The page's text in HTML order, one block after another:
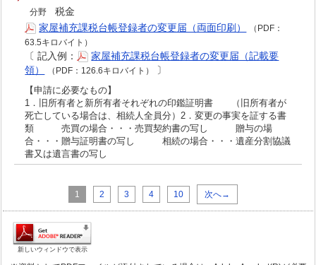
分野
税金
家屋補充課税台帳登録者の変更届（両面印刷）
（PDF：
63.5キロバイト）
〔記入例：
家屋補充課税台帳登録者の変更届（記載要
領）
（PDF：126.6キロバイト） 〕
【申請に必要なもの】
1．旧所有者と新所有者それぞれの印鑑証明書 （旧所有者が
死亡している場合は、相続人全員分）2．変更の事実を証する書
類 売買の場合・・・売買契約書の写し 贈与の場
合・・・贈与証明書の写し 相続の場合・・・遺産分割協議
書又は遺言書の写し
1 2 3 4 10 次へ→
新しいウィンドウで表示